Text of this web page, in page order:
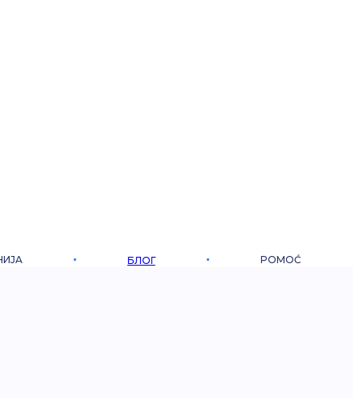
БЛОГ POMOĆ